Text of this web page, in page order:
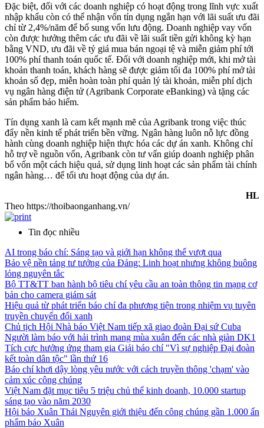
Đặc biệt, đối với các doanh nghiệp có hoạt động trong lĩnh vực xuất
nhập khẩu còn có thể nhận vốn tín dụng ngắn hạn với lãi suất ưu đãi
chỉ từ 2,4%/năm để bổ sung vốn lưu động. Doanh nghiệp vay vốn
còn được hưởng thêm các ưu đãi về lãi suất tiền gửi không kỳ hạn
bằng VND, ưu đãi về tỷ giá mua bán ngoại tệ và miễn giảm phí tới
100% phí thanh toán quốc tế. Đối với doanh nghiệp mới, khi mở tài
khoản thanh toán, khách hàng sẽ được giảm tối đa 100% phí mở tài
khoản số đẹp, miễn hoàn toàn phí quản lý tài khoản, miễn phí dịch
vụ ngân hàng điện tử (Agribank Corporate eBanking) và tặng các
sản phẩm bảo hiểm.
Tín dụng xanh là cam kết mạnh mẽ của Agribank trong việc thúc
đẩy nền kinh tế phát triển bền vững. Ngân hàng luôn nỗ lực đồng
hành cùng doanh nghiệp hiện thực hóa các dự án xanh. Không chỉ
hỗ trợ về nguồn vốn, Agribank còn tư vấn giúp doanh nghiệp phân
bổ vốn một cách hiệu quả, sử dụng linh hoạt các sản phẩm tài chính
ngân hàng… để tối ưu hoạt động của dự án.
HL
Theo https://thoibaonganhang.vn/
Tin đọc nhiều
AI trong báo chí: Sáng tạo và giới hạn không thể vượt qua
Bảo vệ nền tảng tư tưởng của Đảng: Linh hoạt nhưng không buông
lỏng nguyên tắc
Bộ TT&TT ban hành bộ tiêu chí yêu cầu an toàn thông tin mạng cơ
bản cho camera giám sát
Hiệu quả từ phát triển báo chí đa phương tiện trong nhiệm vụ tuyên
truyền chuyển đổi xanh
Chủ tịch Hội Nhà báo Việt Nam tiếp xã giao đoàn Đại sứ Cuba
Người làm báo với hải trình mang mùa xuân đến các nhà giàn DK1
Tích cực hưởng ứng tham gia Giải báo chí "Vì sự nghiệp Đại đoàn
kết toàn dân tộc" lần thứ 16
Báo chí khơi dậy lòng yêu nước với cách truyền thông 'chạm' vào
cảm xúc công chúng
Việt Nam đặt mục tiêu 5 triệu chủ thể kinh doanh, 10.000 startup
sáng tạo vào năm 2030
Hội báo Xuân Thái Nguyên giới thiệu đến công chúng gần 1.000 ấn
phẩm báo Xuân